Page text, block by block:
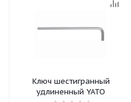
Ключ шестигранный
удлиненный YATO